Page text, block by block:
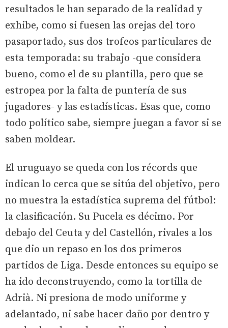
resultados le han separado de la realidad y
exhibe, como si fuesen las orejas del toro
pasaportado, sus dos trofeos particulares de
esta temporada: su trabajo -que considera
bueno, como el de su plantilla, pero que se
estropea por la falta de puntería de sus
jugadores- y las estadísticas. Esas que, como
todo político sabe, siempre juegan a favor si se
saben moldear.
El uruguayo se queda con los récords que
indican lo cerca que se sitúa del objetivo, pero
no muestra la estadística suprema del fútbol:
la clasificación. Su Pucela es décimo. Por
debajo del Ceuta y del Castellón, rivales a los
que dio un repaso en los dos primeros
partidos de Liga. Desde entonces su equipo se
ha ido deconstruyendo, como la tortilla de
Adrià. Ni presiona de modo uniforme y
adelantado, ni sabe hacer daño por dentro y